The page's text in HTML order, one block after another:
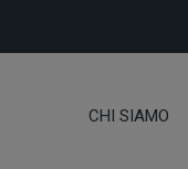
CHI SIAMO